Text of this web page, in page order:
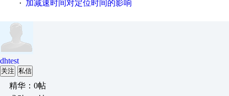
·
加减速时间对定位时间的影响
dhtest
关注 私信
精华：0帖